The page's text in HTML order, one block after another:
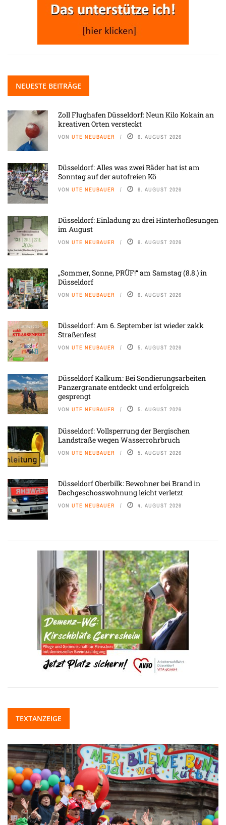
NEUESTE BEITRÄGE
Zoll Flughafen Düsseldorf: Neun Kilo Kokain an
kreativen Orten versteckt
VON UTE NEUBAUER 6. AUGUST 2026
Düsseldorf: Alles was zwei Räder hat ist am
Sonntag auf der autofreien Kö
VON UTE NEUBAUER 6. AUGUST 2026
Düsseldorf: Einladung zu drei Hinterhoflesungen
im August
VON UTE NEUBAUER 6. AUGUST 2026
„Sommer, Sonne, PRÜF!“ am Samstag (8.8.) in
Düsseldorf
VON UTE NEUBAUER 6. AUGUST 2026
Düsseldorf: Am 6. September ist wieder zakk
Straßenfest
VON UTE NEUBAUER 5. AUGUST 2026
Düsseldorf Kalkum: Bei Sondierungsarbeiten
Panzergranate entdeckt und erfolgreich
gesprengt
VON UTE NEUBAUER 5. AUGUST 2026
Düsseldorf: Vollsperrung der Bergischen
Landstraße wegen Wasserrohrbruch
VON UTE NEUBAUER 5. AUGUST 2026
Düsseldorf Oberbilk: Bewohner bei Brand in
Dachgeschosswohnung leicht verletzt
VON UTE NEUBAUER 4. AUGUST 2026
TEXTANZEIGE